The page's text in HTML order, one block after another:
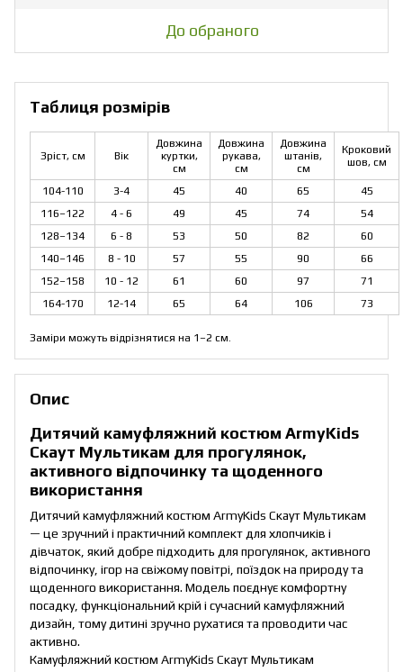
До обраного
Таблиця розмірів
Зріст, см Вік
Довжина
куртки,
см
Довжина
рукава,
см
Довжина
штанів,
см
Кроковий
шов, см
104-110 3-4 45 40 65
45
116–122
4 - 6 49 45 74
54
128–134
6 - 8 53 50 82
60
140–146
8 - 10 57 55 90
66
152–158
10 - 12 61 60 97
71
164-170
12-14 65 64 106 73
Заміри можуть відрізнятися на 1–2 см.
Опис
Дитячий камуфляжний костюм ArmyKids
Скаут Мультикам для прогулянок,
активного відпочинку та щоденного
використання
Дитячий камуфляжний костюм ArmyKids Скаут Мультикам
— це зручний і практичний комплект для хлопчиків і
дівчаток, який добре підходить для прогулянок, активного
відпочинку, ігор на свіжому повітрі, поїздок на природу та
щоденного використання. Модель поєднує комфортну
посадку, функціональний крій і сучасний камуфляжний
дизайн, тому дитині зручно рухатися та проводити час
активно.
Камуфляжний костюм ArmyKids Скаут Мультикам